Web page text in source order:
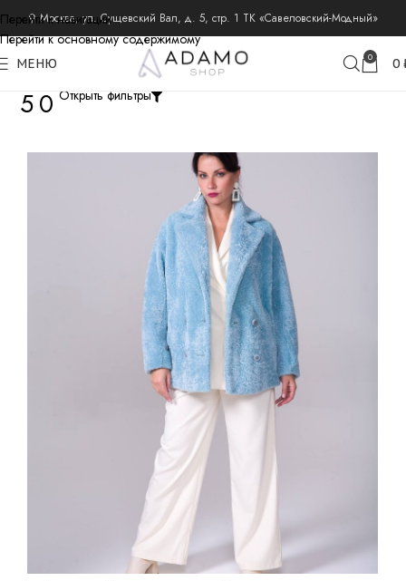
Перейти к навигации
Перейти к основному содержимому
⚲ Москва, ул. Сущевский Вал, д. 5, стр. 1 ТК «Савеловский-Модный»
МЕНЮ 0 0
50Открыть фильтры